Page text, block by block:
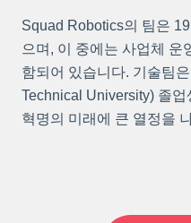
Squad Robotics의 팀은
으며, 이 중에는 사업체 운
함되어 있습니다. 기술팀
Technical University) 졸
혁명의 미래에 큰 열정을